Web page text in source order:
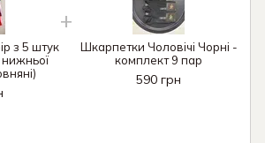
з 5 штук
нижньої
Шкарпетки Чоловічі Чорні -
комплект 9 пар
590 грн